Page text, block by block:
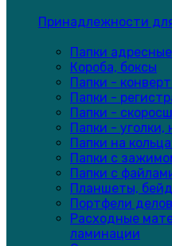
Принадлежности
Папки адресные
Короба, боксы
Папки -
Папки -
Папки -
Папки - уголки,
Папки на
Папки с
Папки с
Планшеты,
Портфели
Расходные
ламинации